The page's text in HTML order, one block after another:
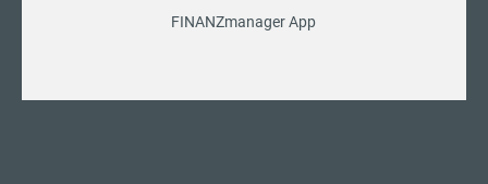
FINANZmanager App